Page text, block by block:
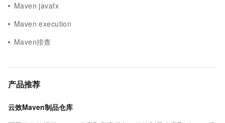
Maven javafx
Maven execution
Maven排查
产品推荐
云效Maven制品仓库